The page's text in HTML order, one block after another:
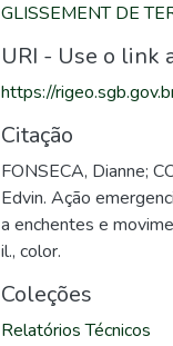
GLISSEMENT DE
URI - Use o link
https://
Citação
FONSECA, Dianne;
Edvin. Ação
a enchentes e
il., color.
Coleções
Relatórios Técnicos